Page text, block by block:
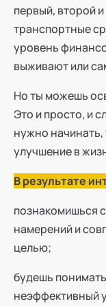
первый, второй
транспортные
уровень
выживают или
Но ты можешь
Это и просто, и
нужно начинать,
улучшение в
В результате
познакомишься
намерений и
целью;
будешь
неэффективный